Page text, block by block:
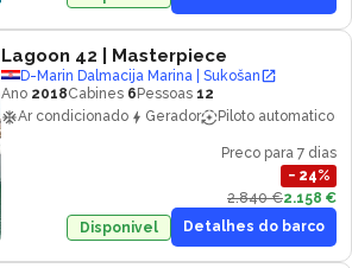
Lagoon 42 | Masterpiece
D-Marin Dalmacija Marina | Sukošan
Ano 2018Cabines 6 Pessoas 12
Ar condicionado
Gerador Piloto automatico
Preco para 7 dias
− 24%
2.840 €2.158 €
Disponivel
Detalhes do barco